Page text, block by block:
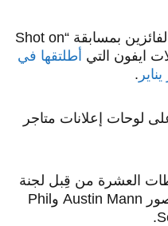
كشفت شركة آبل مؤخراً عن الفائزين بمسابقة “Shot on
أطلتقها في
.
لوحات إعلانات متاجر
العشرة من قِبل لجنة
من الحكام، بما في ذلك المُصور Austin Mann وPhil